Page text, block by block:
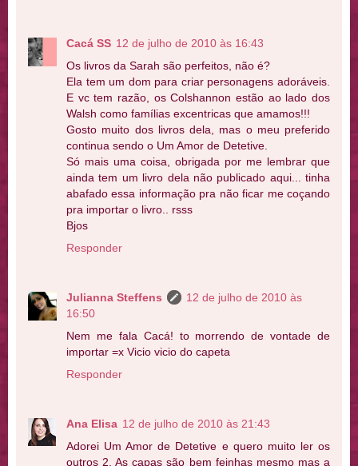
Cacá SS 12 de julho de 2010 às 16:43
Os livros da Sarah são perfeitos, não é?
Ela tem um dom para criar personagens adoráveis.
E vc tem razão, os Colshannon estão ao lado dos
Walsh como famílias excentricas que amamos!!!
Gosto muito dos livros dela, mas o meu preferido
continua sendo o Um Amor de Detetive.
Só mais uma coisa, obrigada por me lembrar que
ainda tem um livro dela não publicado aqui... tinha
abafado essa informação pra não ficar me coçando
pra importar o livro.. rsss
Bjos
Responder
Julianna Steffens
12 de julho de 2010 às
16:50
Nem me fala Cacá! to morrendo de vontade de
importar =x Vicio vicio do capeta
Responder
Ana Elisa 12 de julho de 2010 às 21:43
Adorei Um Amor de Detetive e quero muito ler os
outros 2. As capas são bem feinhas mesmo mas a